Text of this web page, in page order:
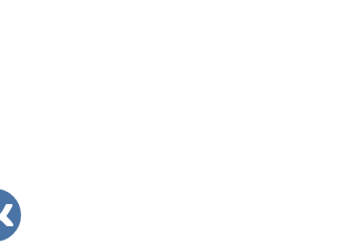
ВКонтакте